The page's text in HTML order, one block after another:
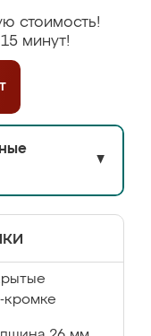
стоимость!
минут!
▼
кромке